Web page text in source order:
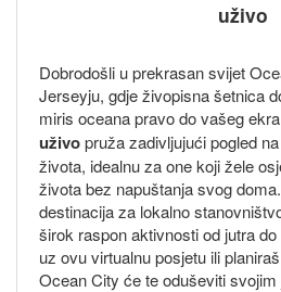
uživo
Dobrodošli u prekrasan svijet
Jerseyju, gdje živopisna šetnica
miris oceana pravo do vašeg
uživopruža zadivljujući pogled na
života, idealnu za one koji žele
života bez napuštanja svog
destinacija za lokalno
širok raspon aktivnosti od jutra
uz ovu virtualnu posjetu ili
Ocean City će te oduševiti